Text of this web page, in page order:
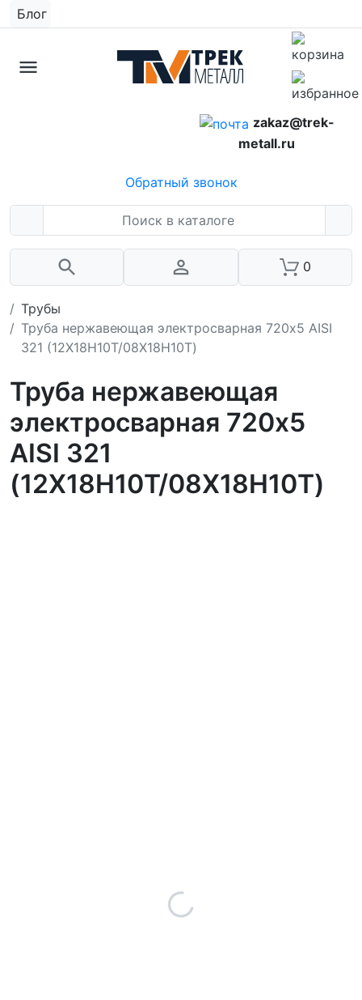
Блог
zakaz@trek-
metall.ru
Обратный звонок
0
Трубы
Труба нержавеющая электросварная 720х5 AISI
321 (12Х18Н10Т/08Х18Н10Т)
Труба нержавеющая
электросварная 720х5
AISI 321
(12Х18Н10Т/08Х18Н10Т)